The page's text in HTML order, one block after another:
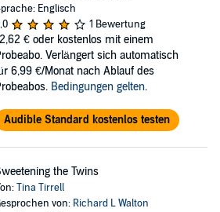
Englisch
1 Bewertung
€ oder kostenlos mit einem
Verlängert sich automatisch
6,99 €/Monat nach Ablauf des
Bedingungen gelten.
Audible Standard kostenlos testen
the Twins
Tina Tirrell
von: Richard L Walton